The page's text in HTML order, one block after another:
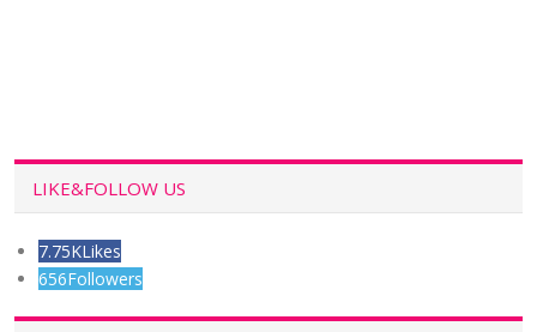
LIKE&FOLLOW US
7.75KLikes
656Followers